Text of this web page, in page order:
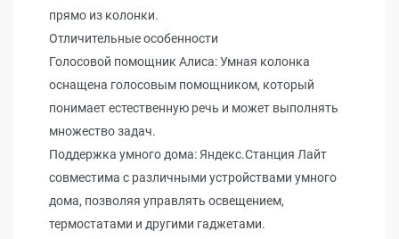
прямо из колонки.
Отличительные особенности
Голосовой помощник Алиса: Умная колонка
оснащена голосовым помощником, который
понимает естественную речь и может выполнять
множество задач.
Поддержка умного дома: Яндекс.Станция Лайт
совместима с различными устройствами умного
дома, позволяя управлять освещением,
термостатами и другими гаджетами.